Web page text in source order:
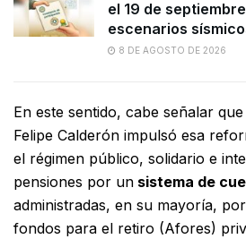
el 19 de
escenarios
8 DE AGOSTO DE 2026
En este sentido, cabe señalar
Felipe Calderón impulsó esa
el régimen público, solidario e
pensiones por un sistema de
administradas, en su mayoría,
fondos para el retiro (Afores)